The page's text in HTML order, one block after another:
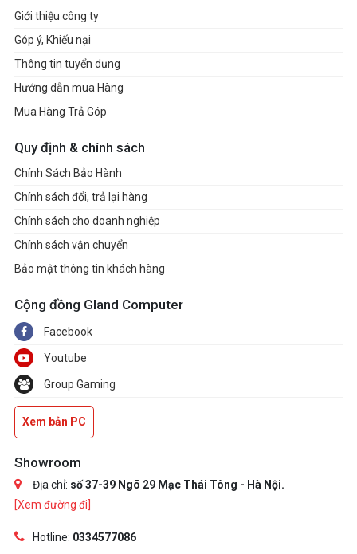
Giới thiệu công ty
Góp ý, Khiếu nại
Thông tin tuyển dụng
Hướng dẫn mua Hàng
Mua Hàng Trả Góp
Quy định & chính sách
Chính Sách Bảo Hành
Chính sách đổi, trả lại hàng
Chính sách cho doanh nghiệp
Chính sách vận chuyển
Bảo mật thông tin khách hàng
Cộng đồng Gland Computer
Facebook
Youtube
Group Gaming
Xem bản PC
Showroom
Địa chỉ: số 37-39 Ngõ 29 Mạc Thái Tông - Hà Nội.
[Xem đường đi]
Hotline: 0334577086